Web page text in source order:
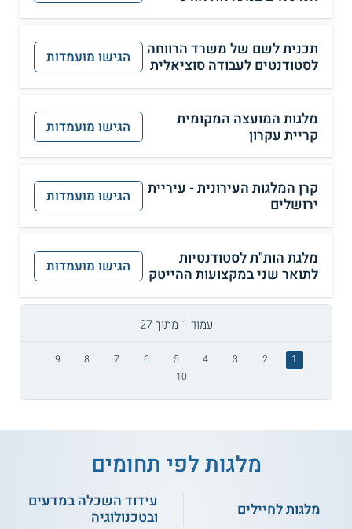
תכנית לשם של משרד הרווחה
לסטודנטים לעבודה סוציאלית
הגישו מועמדות
מלגות המועצה המקומית
קריית עקרון
הגישו מועמדות
קרן המלגות העירונית - עיריית
ירושלים
הגישו מועמדות
מלגת הות"ת לסטודנטיות
לתואר שני במקצועות ההייטק
הגישו מועמדות
עמוד 1 מתוך 27
1
2
3
4
5
6
7
8
9
10
מלגות לפי תחומים
מלגות לחיילים
עידוד השכלה במדעים
ובטכנולוגיה